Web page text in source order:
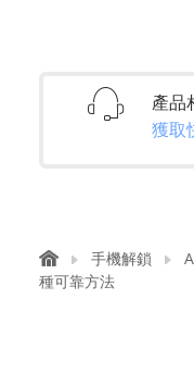
產品
獲取
手機解鎖
種可靠方法